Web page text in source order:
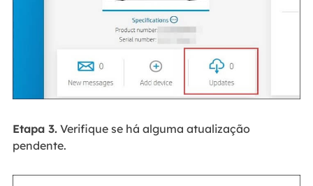
Etapa 3.Verifique se há alguma atualização
pendente.